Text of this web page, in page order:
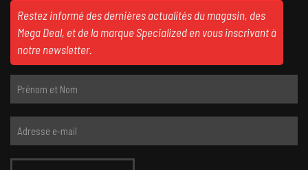
Restez informé des dernières actualités du magasin, des
Mega Deal, et de la marque Specialized en vous inscrivant à
notre newsletter.